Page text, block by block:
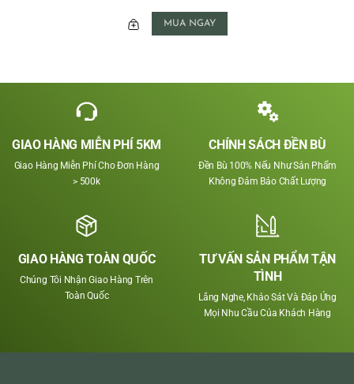
MUA NGAY
GIAO HÀNG MIỄN PHÍ 5KM
Giao Hàng Miễn Phí Cho Đơn Hàng
> 500k
CHÍNH SÁCH ĐỀN BÙ
Đền Bù 100% Nếu Như Sản Phẩm
Không Đảm Bảo Chất Lượng
GIAO HÀNG TOÀN QUỐC
Chúng Tôi Nhận Giao Hàng Trên
Toàn Quốc
TƯ VẤN SẢN PHẨM TẬN
TÌNH
Lắng Nghe, Khảo Sát Và Đáp Ứng
Mọi Nhu Cầu Của Khách Hàng